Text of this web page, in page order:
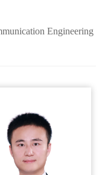
Engineering